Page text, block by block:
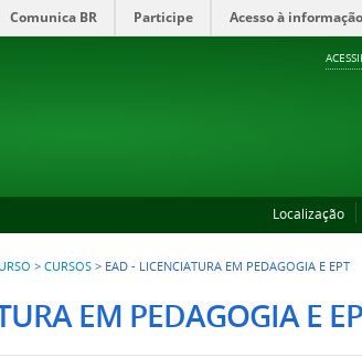
Comunica BR Participe Acesso à informação
Localização
> CURSOS > EAD - LICENCIATURA EM PEDAGOGIA E EPT
EM PEDAGOGIA E